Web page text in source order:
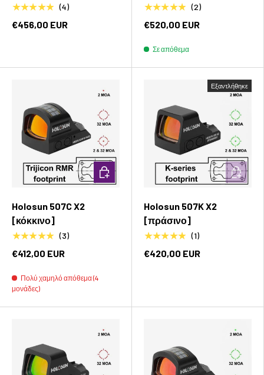
★★★★★ (4)
€456,00 EUR
★★★★★ (2)
€520,00 EUR
Σε απόθεμα
Holosun 507C X2
[κόκκινο]
★★★★★ (3)
€412,00 EUR
Πολύ χαμηλό απόθεμα (4
μονάδες)
Προσθήκη στο καλάθι
Εξαντλήθηκε
Holosun 507K X2
[πράσινο]
★★★★★ (1)
€420,00 EUR